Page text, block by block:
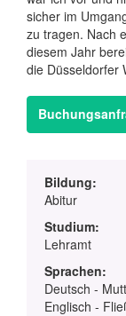
sicher im
zu tragen. Nach
diesem Jahr
die Düsseldorfer
Bildung:
Abitur
Studium:
Lehramt
Sprachen:
Deutsch -
Englisch -